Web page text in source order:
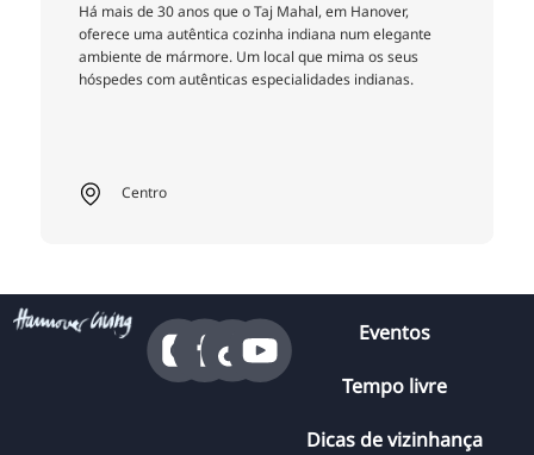
Há mais de 30 anos que o Taj Mahal, em Hanover,
oferece uma autêntica cozinha indiana num elegante
ambiente de mármore. Um local que mima os seus
hóspedes com autênticas especialidades indianas.
Centro
Eventos
Tempo livre
Dicas de vizinhança